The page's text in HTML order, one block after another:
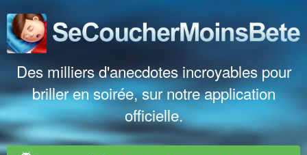
Des milliers d'anecdotes incroyables pour
briller en soirée, sur notre application
officielle.